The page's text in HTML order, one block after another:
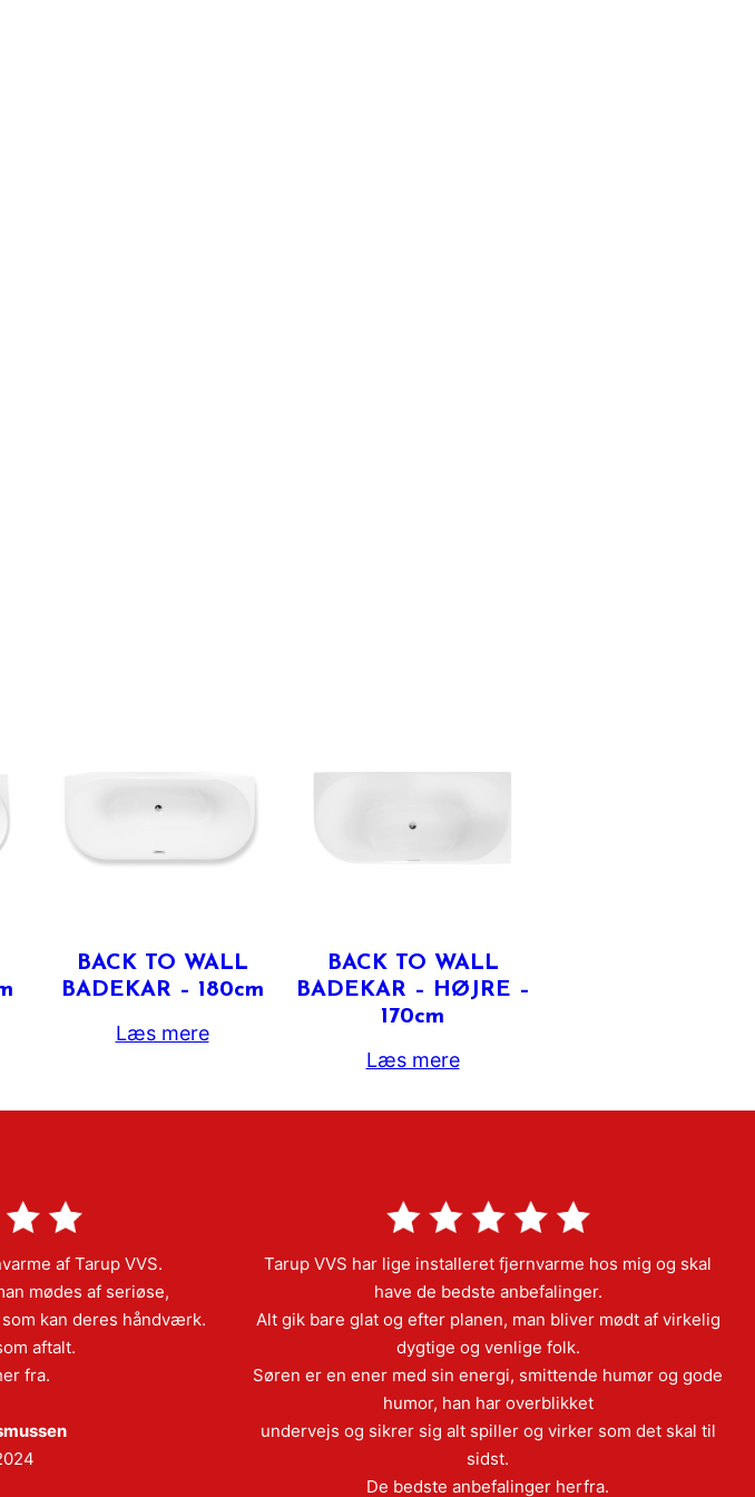
BACK TO WALL
BADEKAR – 180cm
Læs mere
BACK TO WALL
BADEKAR – HØJRE –
170cm
Læs mere
af Tarup VVS.
mødes af seriøse,
kan deres håndværk.
aftalt.
fra.
Tarup VVS har lige installeret fjernvarme hos mig og skal
have de bedste anbefalinger.
Alt gik bare glat og efter planen, man bliver mødt af virkelig
dygtige og venlige folk.
Søren er en ener med sin energi, smittende humør og gode
humor, han har overblikket
undervejs og sikrer sig alt spiller og virker som det skal til
sidst.
De bedste anbefalinger herfra.